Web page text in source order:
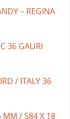
– REGINA
36 GAURI
/ ITALY 36
MM / 584 X 18